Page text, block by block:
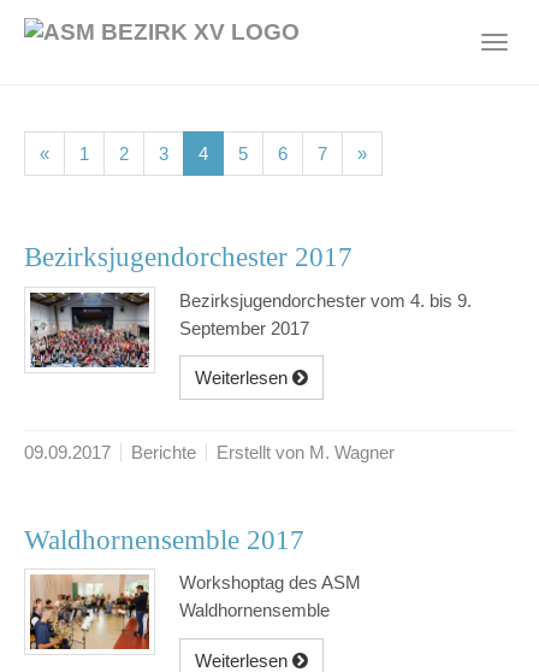
« 1 (current)
2(current)
3(current)
4(current)
5(current)
6(current)
7(current)
»
Bezirksjugendorchester 2017
Bezirksjugendorchester vom 4. bis 9.
September 2017
Weiterlesen
09.09.2017 Berichte Erstellt von M. Wagner
Waldhornensemble 2017
Workshoptag des ASM
Waldhornensemble
Weiterlesen